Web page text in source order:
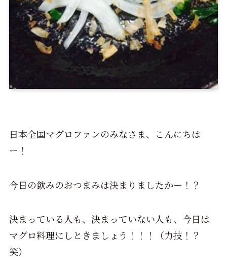
日本全国マグロファンのみなさま、こんにちは
ー！
今日の飲みのおつまみは決まりましたかー！？
決まっている人も、決まっていない人も、今日は
マグロ料理にしときましょう！！！（力技！？
笑）